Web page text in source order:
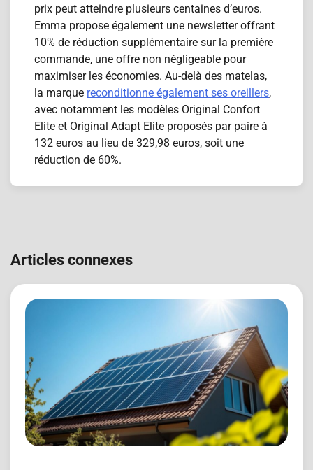
prix peut atteindre plusieurs centaines d’euros.
Emma propose également une newsletter offrant
10% de réduction supplémentaire sur la première
commande, une offre non négligeable pour
maximiser les économies. Au-delà des matelas,
la marque reconditionne également ses oreillers,
avec notamment les modèles Original Confort
Elite et Original Adapt Elite proposés par paire à
132 euros au lieu de 329,98 euros, soit une
réduction de 60%.
de
Articles connexes